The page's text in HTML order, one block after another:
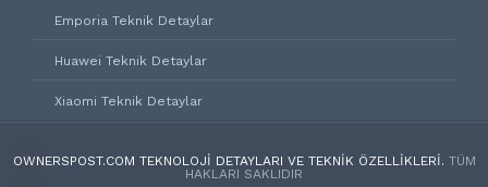
Emporia Teknik Detaylar
Huawei Teknik Detaylar
Xiaomi Teknik Detaylar
OWNERSPOST.COM TEKNOLOJI DETAYLARI VE TEKNIK ÖZELLIKLERI. TÜM
HAKLARI SAKLIDIR